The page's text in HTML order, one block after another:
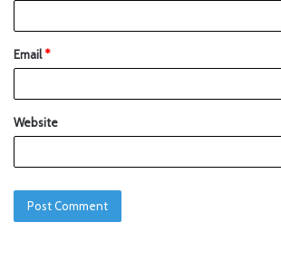
Email*
Website